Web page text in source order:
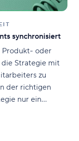
synchronisiert
Produkt- oder
Strategie mit
zu
der richtigen
nur ein